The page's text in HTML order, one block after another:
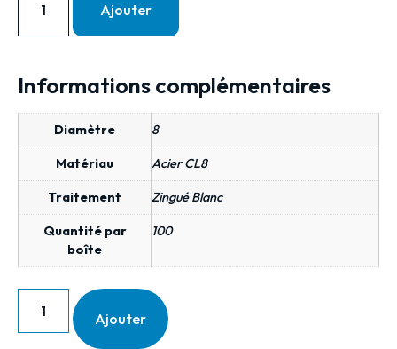
Ajouter
Informations complémentaires
Diamètre 8
Matériau Acier CL8
Traitement Zingué Blanc
Quantité par
boîte
100
Ajouter